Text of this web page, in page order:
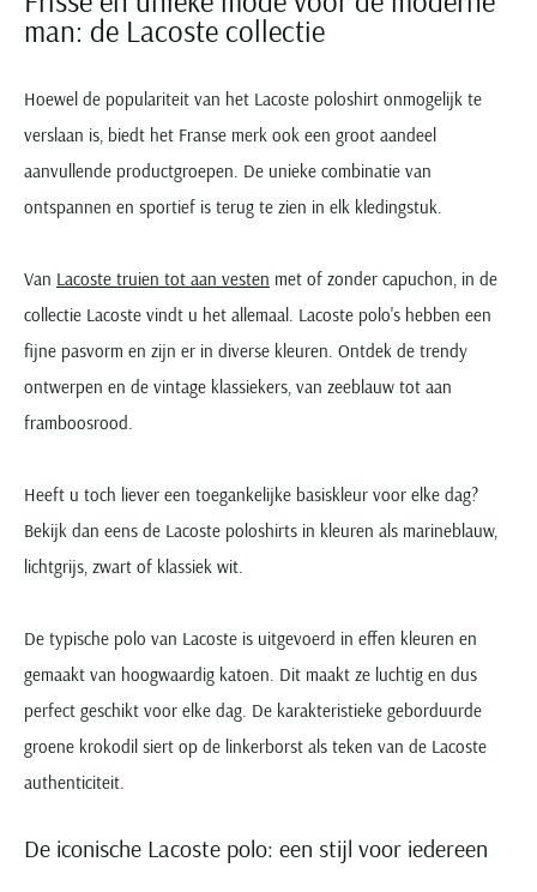
man: de Lacoste collectie
Hoewel de populariteit van het Lacoste poloshirt onmogelijk te
verslaan is, biedt het Franse merk ook een groot aandeel
aanvullende productgroepen. De unieke combinatie van
ontspannen en sportief is terug te zien in elk kledingstuk.
Van Lacoste truien tot aan vesten met of zonder capuchon, in de
collectie Lacoste vindt u het allemaal. Lacoste polo's hebben een
fijne pasvorm en zijn er in diverse kleuren. Ontdek de trendy
ontwerpen en de vintage klassiekers, van zeeblauw tot aan
framboosrood.
Heeft u toch liever een toegankelijke basiskleur voor elke dag?
Bekijk dan eens de Lacoste poloshirts in kleuren als marineblauw,
lichtgrijs, zwart of klassiek wit.
De typische polo van Lacoste is uitgevoerd in effen kleuren en
gemaakt van hoogwaardig katoen. Dit maakt ze luchtig en dus
perfect geschikt voor elke dag. De karakteristieke geborduurde
groene krokodil siert op de linkerborst als teken van de Lacoste
authenticiteit.
De iconische Lacoste polo: een stijl voor iedereen